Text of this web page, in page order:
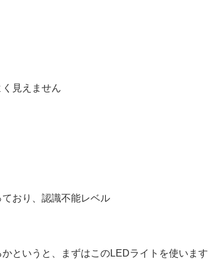
見えません
おり、認識不能レベル
というと、まずはこのLEDライトを使います